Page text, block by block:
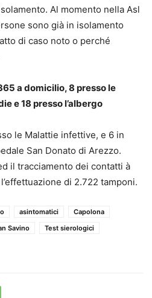
Al momento nella Asl
sono già in isolamento
di caso noto o perché
a domicilio, 8 presso le
e 18 presso l’albergo
le Malattie infettive, e 6 in
San Donato di Arezzo.
il tracciamento dei contatti à
di 2.722 tamponi.
asintomatici
Capolona
Savino
Test sierologici